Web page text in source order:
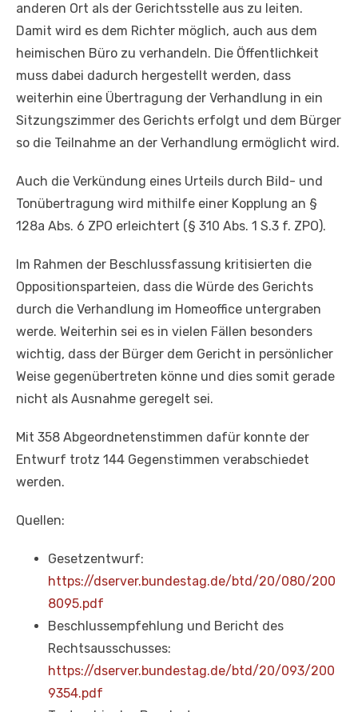
anderen Ort als der Gerichtsstelle aus zu leiten.
Damit wird es dem Richter möglich, auch aus dem
heimischen Büro zu verhandeln. Die Öffentlichkeit
muss dabei dadurch hergestellt werden, dass
weiterhin eine Übertragung der Verhandlung in ein
Sitzungszimmer des Gerichts erfolgt und dem Bürger
so die Teilnahme an der Verhandlung ermöglicht wird.
Auch die Verkündung eines Urteils durch Bild- und
Tonübertragung wird mithilfe einer Kopplung an §
128a Abs. 6 ZPO erleichtert (§ 310 Abs. 1 S.3 f. ZPO).
Im Rahmen der Beschlussfassung kritisierten die
Oppositionsparteien, dass die Würde des Gerichts
durch die Verhandlung im Homeoffice untergraben
werde. Weiterhin sei es in vielen Fällen besonders
wichtig, dass der Bürger dem Gericht in persönlicher
Weise gegenübertreten könne und dies somit gerade
nicht als Ausnahme geregelt sei.
Mit 358 Abgeordnetenstimmen dafür konnte der
Entwurf trotz 144 Gegenstimmen verabschiedet
werden.
Quellen:
Gesetzentwurf:
https://dserver.bundestag.de/btd/20/080/200
8095.pdf
Beschlussempfehlung und Bericht des
Rechtsausschusses:
https://dserver.bundestag.de/btd/20/093/200
9354.pdf